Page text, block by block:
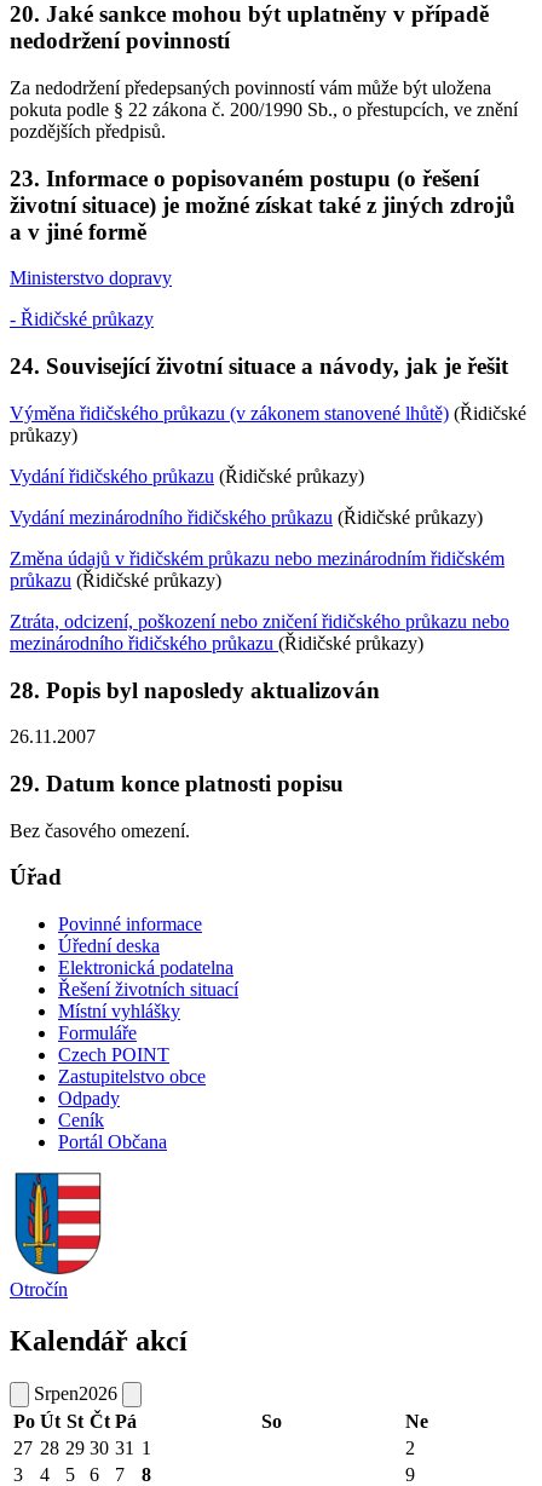
20. Jaké sankce mohou být uplatněny v případě
nedodržení povinností
Za nedodržení předepsaných povinností vám může být uložena
pokuta podle § 22 zákona č. 200/1990 Sb., o přestupcích, ve znění
pozdějších předpisů.
23. Informace o popisovaném postupu (o řešení
životní situace) je možné získat také z jiných zdrojů
a v jiné formě
Ministerstvo dopravy
- Řidičské průkazy
24. Související životní situace a návody, jak je řešit
Výměna řidičského průkazu (v zákonem stanovené lhůtě) (Řidičské
průkazy)
Vydání řidičského průkazu (Řidičské průkazy)
Vydání mezinárodního řidičského průkazu (Řidičské průkazy)
Změna údajů v řidičském průkazu nebo mezinárodním řidičském
průkazu (Řidičské průkazy)
Ztráta, odcizení, poškození nebo zničení řidičského průkazu nebo
mezinárodního řidičského průkazu (Řidičské průkazy)
28. Popis byl naposledy aktualizován
26.11.2007
29. Datum konce platnosti popisu
Bez časového omezení.
Úřad
Povinné informace
Úřední deska
Elektronická podatelna
Řešení životních situací
Místní vyhlášky
Formuláře
Czech POINT
Zastupitelstvo obce
Odpady
Ceník
Portál Občana
Otročín
Kalendář akcí
Srpen2026
Po Út St Čt Pá So
Ne
27 28 29 30 31 1
2
3
4 5 6 7 8
9